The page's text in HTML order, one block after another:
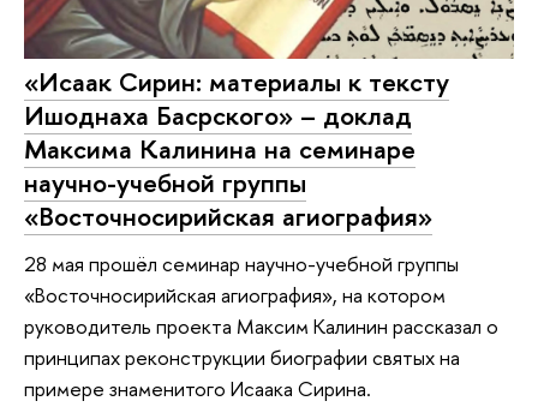
«Исаак Сирин: материалы к тексту
Ишоднаха Басрского» – доклад
Максима Калинина на семинаре
научно-учебной группы
«Восточносирийская агиография»
28 мая прошёл семинар научно-учебной группы
«Восточносирийская агиография», на котором
руководитель проекта Максим Калинин рассказал о
принципах реконструкции биографии святых на
примере знаменитого Исаака Сирина.